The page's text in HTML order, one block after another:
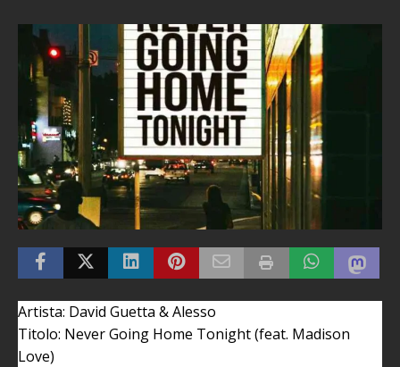
Artista: David Guetta & Alesso
Titolo: Never Going Home Tonight (feat. Madison
Love)